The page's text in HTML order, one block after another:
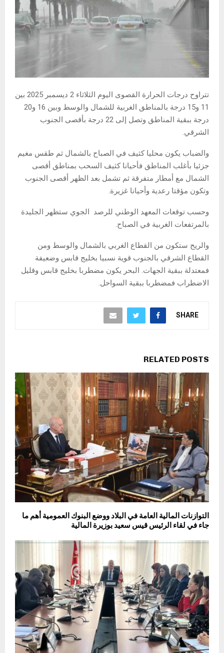
تتراوح درجات الحرارة القصوى اليوم الثلاثاء 2 ديسمبر 2025 بين
11 و15 درجة بالمناطق الغربية للشمال والوسط وبين 16 و20
درجة ببقية المناطق وتصل إلى 22 درجة بأقصى الجنوب
الشرقي.
والضباب يكون محليا كثيف في الصباح بالشمال ثم طقس مغيم
جزئيا بأغلب المناطق فأحيانا كثيف السحب بمناطق أقصى
الشمال مع أمطار متفرقة ثم تشمل بعد الظهر أقصى الجنوب
وتكون مؤقتا رعدية وأحيانا غزيرة.
وحسب توقعات المعهد الوطني للرصد الجوي ستظهر الجليدة
بالمرتفعات الغربية في الصباح.
والريح ستكون من القطاع الغربي بالشمال والوسط ومن
القطاع الشرقي بالجنوب قوية نسبيا بخليج قابس وضعيفة
فمعتدلة ببقية الجهات. البحر يكون مضطربا بخليج قابس وقليل
الاضطراب فمضطربا ببقية السواحل.
SHARE
RELATED POSTS
التوازنات المالية العامة في البلاد ووضع البنوك العمومية أهم ما
جاء في لقاء الرئيس قيس سعيد بوزيرة المالية